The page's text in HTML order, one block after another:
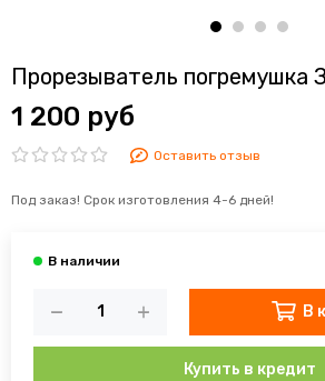
Прорезыватель погремушка
1 200 руб
Оставить отзыв
Под заказ! Срок изготовления 4-6 дней!
В
Купить в кредит